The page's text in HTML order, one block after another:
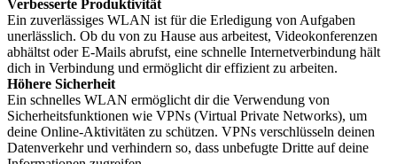
Verbesserte Produktivität
Ein zuverlässiges WLAN ist für die Erledigung von Aufgaben
unerlässlich. Ob du von zu Hause aus arbeitest, Videokonferenzen
abhältst oder E-Mails abrufst, eine schnelle Internetverbindung hält
dich in Verbindung und ermöglicht dir effizient zu arbeiten.
Höhere Sicherheit
Ein schnelles WLAN ermöglicht dir die Verwendung von
Sicherheitsfunktionen wie VPNs (Virtual Private Networks), um
deine Online-Aktivitäten zu schützen. VPNs verschlüsseln deinen
Datenverkehr und verhindern so, dass unbefugte Dritte auf deine